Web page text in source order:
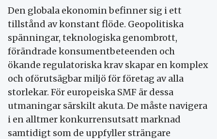
Den globala ekonomin befinner sig i ett
tillstånd av konstant flöde. Geopolitiska
spänningar, teknologiska genombrott,
förändrade konsumentbeteenden och
ökande regulatoriska krav skapar en komplex
och oförutsägbar miljö för företag av alla
storlekar. För europeiska SMF är dessa
utmaningar särskilt akuta. De måste navigera
i en alltmer konkurrensutsatt marknad
samtidigt som de uppfyller strängare